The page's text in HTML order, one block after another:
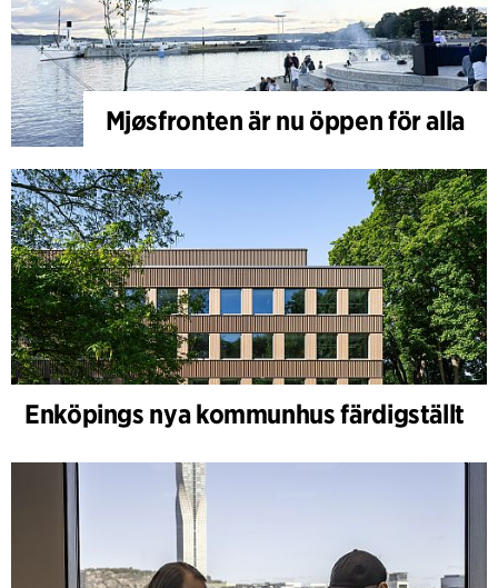
Mjøsfronten är nu öppen för alla
Enköpings nya kommunhus färdigställt